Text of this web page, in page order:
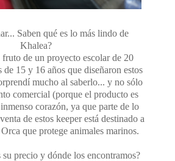
Saben qué es lo más lindo de
Khalea?
de un proyecto escolar de 20
de 15 y 16 años que diseñaron estos
mucho al saberlo... y no sólo
comercial (porque el producto es
corazón, ya que parte de lo
de estos keeper está destinado a
que protege animales marinos.
precio y dónde los encontramos?